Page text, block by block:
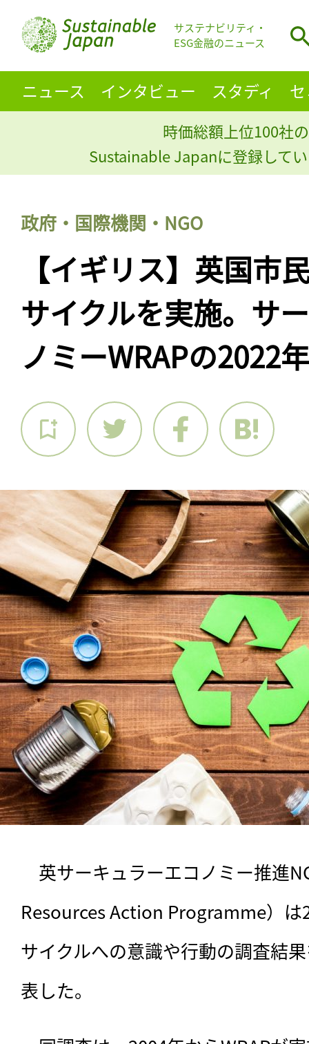
サステナビリティ・
ESG金融のニュース
ニュース インタビュー スタディ
時価総額上位100社
Sustainable Japanに登録して
政府・国際機関・NGO
【イギリス】英国市
サイクルを実施。サ
ノミーWRAPの2022
英サーキュラーエコノミー推進
Resources Action Programme）は
サイクルへの意識や行動の調査結
表した。